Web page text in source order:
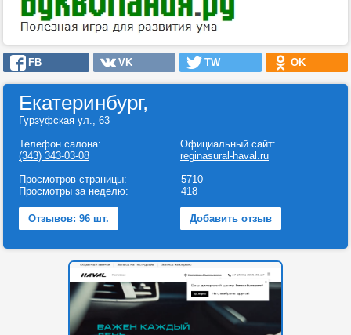
FB VK TW OK
Екатеринбург,
Гурзуфская ул., 63
Телефон салона:
(343) 343-03-08
Официальный сайт:
reginasural-haval.ru
Просмотров страницы:
Просмотры за неделю:
5710
418
Отзывов: 96 шт. Добавить отзыв